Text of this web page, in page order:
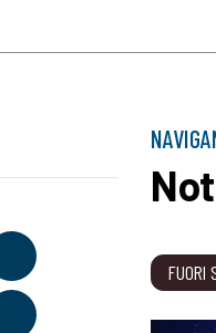
FUORI